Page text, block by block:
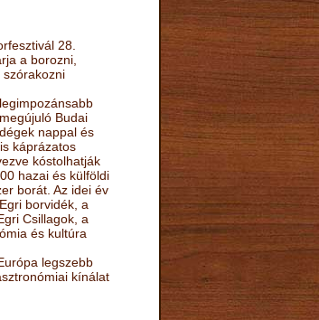
28.
a borozni,
szórakozni
Budai
nappal és
káprázatos
kóstolhatják
hazai és külföldi
borát. Az idei év
borvidék, a
Csillagok, a
és kultúra
legszebb
kínálat